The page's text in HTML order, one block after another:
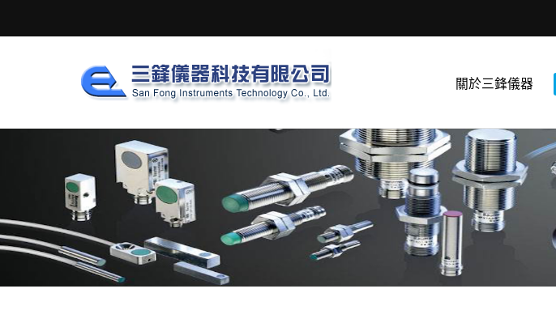
關於三鋒儀器